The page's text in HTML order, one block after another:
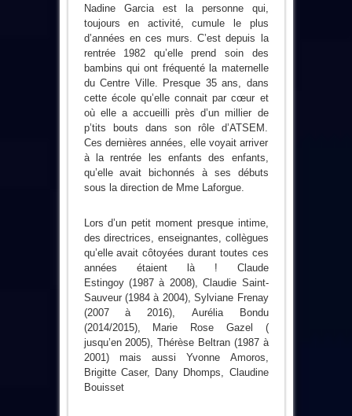
Nadine Garcia est la personne qui,
toujours en activité, cumule le plus
d’années en ces murs. C’est depuis la
rentrée 1982 qu’elle prend soin des
bambins qui ont fréquenté la maternelle
du Centre Ville. Presque 35 ans, dans
cette école qu’elle connait par cœur et
où elle a accueilli près d’un millier de
p’tits bouts dans son rôle d’ATSEM.
Ces dernières années, elle voyait arriver
à la rentrée les enfants des enfants,
qu’elle avait bichonnés à ses débuts
sous la direction de Mme Laforgue.
Lors d’un petit moment presque intime,
des directrices, enseignantes, collègues
qu’elle avait côtoyées durant toutes ces
années étaient là ! Claude
Estingoy (1987 à 2008), Claudie Saint-
Sauveur (1984 à 2004), Sylviane Frenay
(2007 à 2016), Aurélia Bondu
(2014/2015), Marie Rose Gazel (
jusqu’en 2005), Thérèse Beltran (1987 à
2001) mais aussi Yvonne Amoros,
Brigitte Caser, Dany Dhomps, Claudine
Bouisset